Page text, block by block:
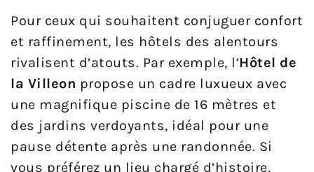
Pour ceux qui souhaitent conjuguer confort
et raffinement, les hôtels des alentours
rivalisent d’atouts. Par exemple, l’Hôtel de
la Villeon propose un cadre luxueux avec
une magnifique piscine de 16 mètres et
des jardins verdoyants, idéal pour une
pause détente après une randonnée. Si
vous préférez un lieu chargé d’histoire,